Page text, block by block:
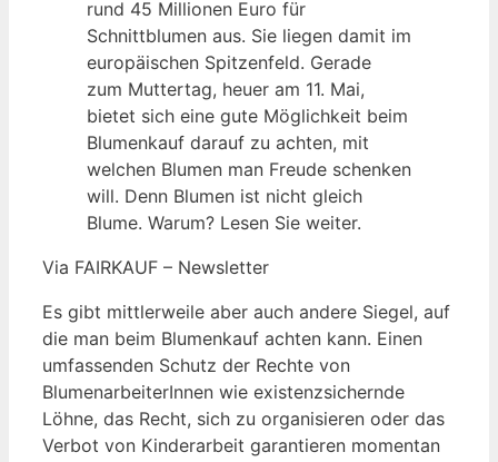
rund 45 Millionen Euro für
Schnittblumen aus. Sie liegen damit im
europäischen Spitzenfeld. Gerade
zum Muttertag, heuer am 11. Mai,
bietet sich eine gute Möglichkeit beim
Blumenkauf darauf zu achten, mit
welchen Blumen man Freude schenken
will. Denn Blumen ist nicht gleich
Blume. Warum? Lesen Sie weiter.
Via FAIRKAUF – Newsletter
Es gibt mittlerweile aber auch andere Siegel, auf
die man beim Blumenkauf achten kann. Einen
umfassenden Schutz der Rechte von
BlumenarbeiterInnen wie existenzsichernde
Löhne, das Recht, sich zu organisieren oder das
Verbot von Kinderarbeit garantieren momentan